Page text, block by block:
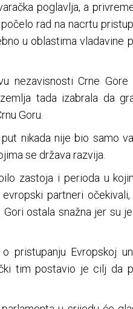
poglavlja, a
rad na nacrtu
u oblastima vladavine
nezavisnosti Crne
tada izabrala da
Goru.
nikada nije bio samo
se država razvija.
zastoja i perioda u
partneri
ostala snažna jer su
pristupanju Evropskoj
tim postavio je cilj da